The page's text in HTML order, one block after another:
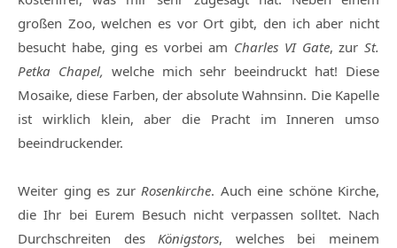
großen Zoo, welchen es vor Ort gibt, den ich aber nicht
besucht habe, ging es vorbei am Charles VI Gate, zurSt.
Petka Chapel, welche mich sehr beeindruckt hat! Diese
Mosaike, diese Farben, der absolute Wahnsinn. Die Kapelle
ist wirklich klein, aber die Pracht im Inneren umso
beeindruckender.
Weiter ging es zur Rosenkirche. Auch eine schöne Kirche,
die Ihr bei Eurem Besuch nicht verpassen solltet. Nach
Durchschreiten desKönigstors, welches bei meinem